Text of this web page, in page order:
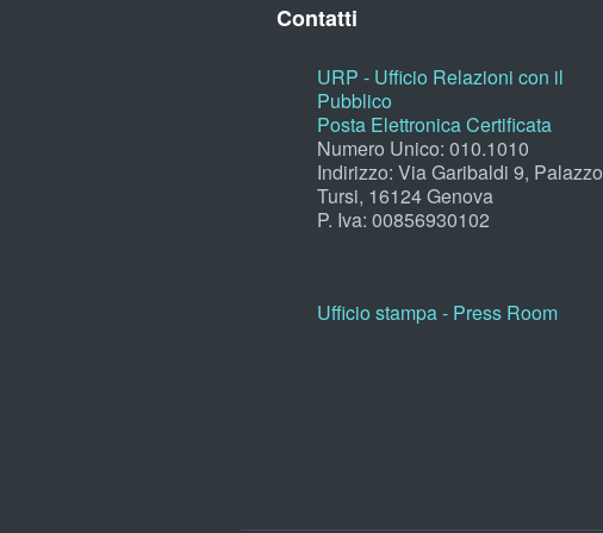
Contatti
URP - Ufficio Relazioni con il
Pubblico
Posta Elettronica Certificata
Numero Unico: 010.1010
Indirizzo: Via Garibaldi 9, Palazzo
Tursi, 16124 Genova
P. Iva: 00856930102
Ufficio stampa - Press Room